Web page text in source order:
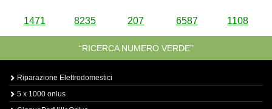
1471 8235 207 6587 1108
“RICERCA NUMERO VERDE”
Riparazione Elettrodomestici
5 x 1000 onlus